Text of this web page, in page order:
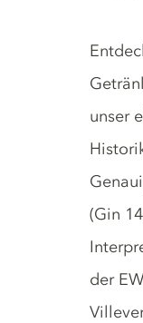
Gin
unser
(Gin
der